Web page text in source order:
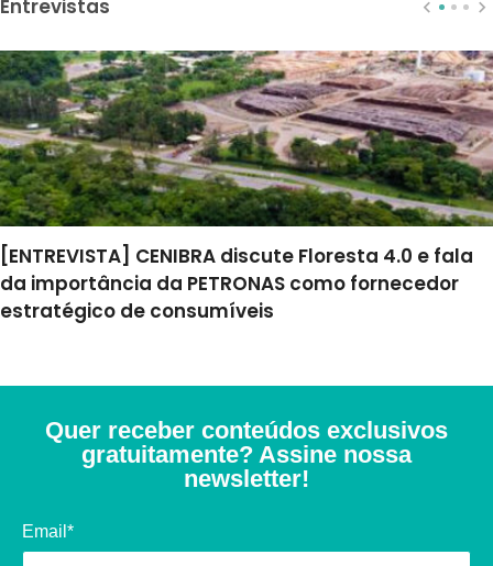
Entrevistas
[ENTREVISTA] CENIBRA discute Floresta 4.0 e fala
da importância da PETRONAS como fornecedor
estratégico de consumíveis
Quer receber conteúdos exclusivos
gratuitamente? Assine nossa
newsletter!
Email*